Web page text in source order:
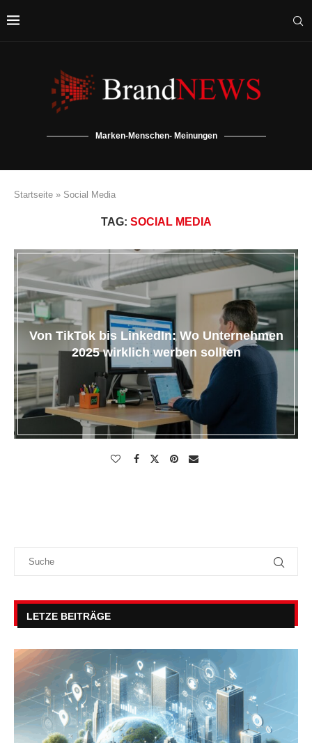
Marken-Menschen- Meinungen
Startseite » Social Media
TAG: SOCIAL MEDIA
Von TikTok bis LinkedIn: Wo Unternehmen
2025 wirklich werben sollten
LETZE BEITRÄGE